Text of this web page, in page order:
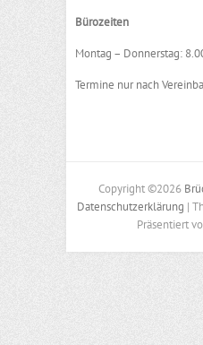
Bürozeiten
Montag – Donnerstag:
Termine nur nach
Copyright ©2026
Datenschutzerklärung |
Präsentiert